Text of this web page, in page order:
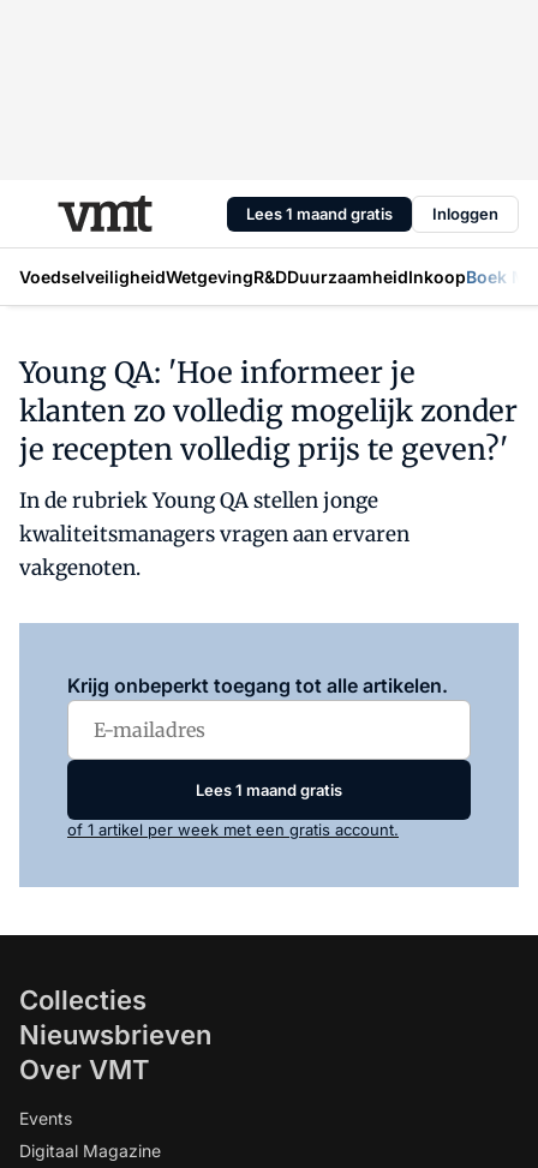
Lees 1 maand gratis Inloggen
VoedselveiligheidWetgevingR&DDuurzaamheidInkoopBoek
Young QA: 'Hoe informeer je
klanten zo volledig mogelijk zonder
je recepten volledig prijs te geven?'
In de rubriek Young QA stellen jonge
kwaliteitsmanagers vragen aan ervaren
vakgenoten.
Krijg onbeperkt toegang tot alle artikelen.
Lees 1 maand gratis
of 1 artikel per week met een gratis account.
Collecties
Nieuwsbrieven
Over VMT
Events
Digitaal Magazine